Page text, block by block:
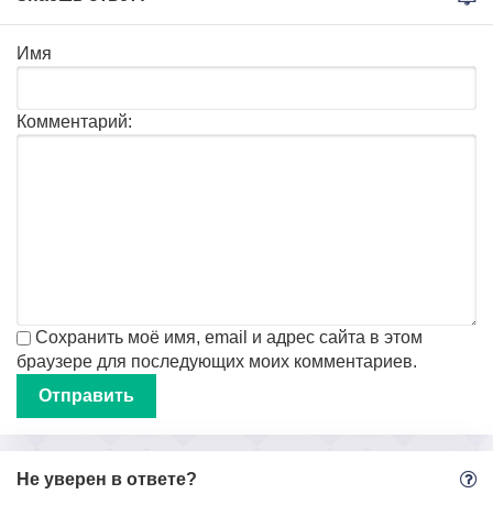
Имя
Комментарий:
Сохранить моё имя, email и адрес сайта в этом
браузере для последующих моих комментариев.
Не уверен в ответе?